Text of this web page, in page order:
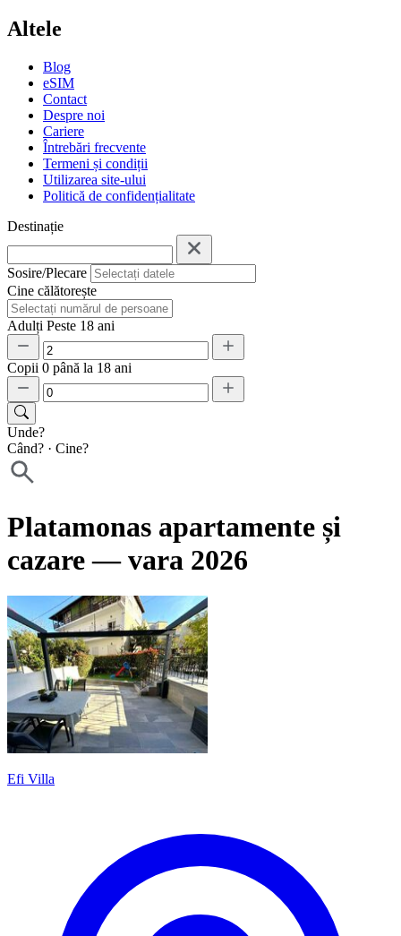
Altele
Blog
eSIM
Contact
Despre noi
Cariere
Întrebări frecvente
Termeni și condiții
Utilizarea site-ului
Politică de confidențialitate
Destinație
Sosire/Plecare
Cine călătorește
Adulți Peste 18 ani
Copii 0 până la 18 ani
Unde?
Când? · Cine?
Platamonas apartamente și
cazare — vara 2026
Efi Villa